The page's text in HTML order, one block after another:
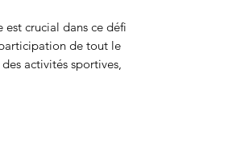
crucial dans ce défi
de tout le
activités sportives,